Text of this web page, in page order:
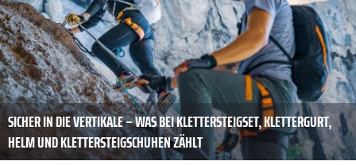
SICHER IN DIE VERTIKALE – WAS BEI KLETTERSTEIGSET, KLETTERGURT,
HELM UND KLETTERSTEIGSCHUHEN ZÄHLT